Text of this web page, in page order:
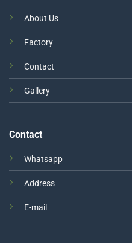
About Us
Factory
Contact
Gallery
Contact
Whatsapp
Address
E-mail